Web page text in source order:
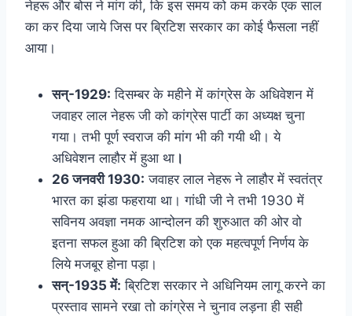
नेहरू और बोस ने मांग की, कि इस समय को कम करके एक साल
का कर दिया जाये जिस पर ब्रिटिश सरकार का कोई फैसला नहीं
आया।
सन्-1929: दिसम्बर के महीने में कांग्रेस के अधिवेशन में
जवाहर लाल नेहरू जी को कांग्रेस पार्टी का अध्यक्ष चुना
गया। तभी पूर्ण स्वराज की मांग भी की गयी थी। ये
अधिवेशन लाहौर में हुआ था ।
26 जनवरी 1930: जवाहर लाल नेहरू ने लाहौर में स्वतंत्र
भारत का झंडा फहराया था। गांधी जी ने तभी 1930 में
सविनय अवज्ञा नमक आन्दोलन की शुरुआत की ओर वो
इतना सफल हुआ की ब्रिटिश को एक महत्वपूर्ण निर्णय के
लिये मजबूर होना पड़ा।
सन्-1935 में: ब्रिटिश सरकार ने अधिनियम लागू करने का
प्रस्ताव सामने रखा तो कांग्रेस ने चुनाव लड़ना ही सही